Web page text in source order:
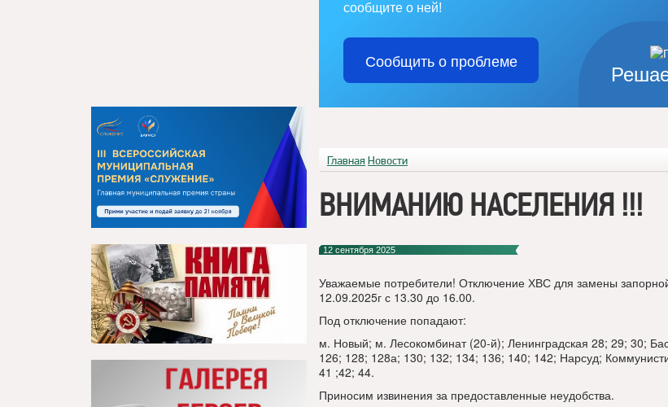
сообщите о ней!
Сообщить о проблеме
Главная Новости
ВНИМАНИЮ НАСЕЛЕНИЯ !!!
12 сентября 2025
Уважаемые потребители! Отключение ХВС для замены
12.09.2025г с 13.30 до 16.00.
Под отключение попадают:
м. Новый; м. Лесокомбинат (20-й); Ленинградская 28; 29; 30;
126; 128; 128а; 130; 132; 134; 136; 140; 142; Нарсуд;
41 ;42; 44.
Приносим извинения за предоставленные неудобства.